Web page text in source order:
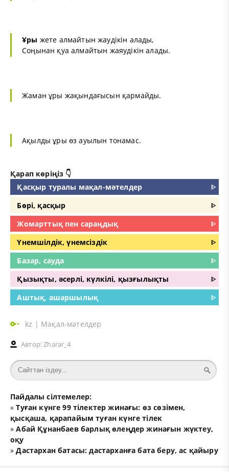
Ұры жете алмайтын жаудікін алады,
Соңынан қуа алмайтын жаяудікін алады.
Жаман ұры жақындағысын қармайды.
Ақылды ұры өз ауылын тонамас.
Қарап көріңіз 👇
Қасқыр туралы мақал-мәтелдер
ᐈ
Бөрі, қасқыр
ᐈ
Жомарттық пен сараңдық
ᐈ
Үнемшілдік, үнемсіздік
ᐈ
Базар, сауда
ᐈ
Қызықты, әсерлі, күлкілі, қызғылықты
ᐈ
Аштық, ашаршылық
ᐈ
kz | Мақал-мәтелдер
Автор:Zharar_4
Пайдалы сілтемелер:
»Туған күнге 99 тілектер жинағы: өз сөзімен,
қысқаша, қарапайым туған күнге тілек
»Абай Құнанбаев барлық өлеңдер жинағын жүктеу,
оқу
»Дастархан батасы: дастарханға бата беру, ас қайыру